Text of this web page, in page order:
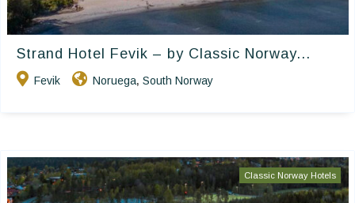
Strand Hotel Fevik – by Classic Norway...
Fevik Noruega, South Norway
Classic Norway Hotels